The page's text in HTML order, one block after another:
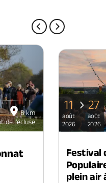
8 km
de l'écluse
11
août
2026
27
août
2026
Festival
plein air